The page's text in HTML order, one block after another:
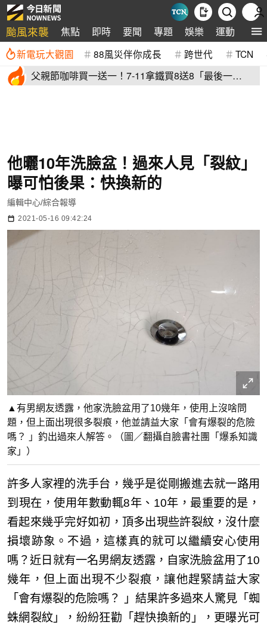
颱風來襲 焦點 即時 要聞 專題 娛樂 運動 全球
新電玩大觀園 88風災伴你成長 跨世代 TCN
父親節咖啡買一送一！7-11拿鐵買8送8「最後一
他曬10年洗臉盆！過來人見「裂紋」
曝可怕後果：快換新的
編輯中心/綜合報導
2021-05-16 09:42:24
▲有男網友透露，他家洗臉盆用了10幾年，使用上沒啥問
題，但上面出現很多裂痕，他並請益大家「會有爆裂的危險
嗎？ 」釣出過來人解答。（圖／翻攝自臉書社團「爆系知識
家」）
許多人家裡的洗手台，幾乎是從剛搬進去就一路用
到現在，使用年數動輒8年、10年，最重要的是，
看起來幾乎完好如初，頂多出現些許裂紋，沒什麼
損壞跡象。不過，這樣真的就可以繼續安心使用
嗎？近日就有一名男網友透露，自家洗臉盆用了10
幾年，但上面出現不少裂痕，讓他趕緊請益大家
「會有爆裂的危險嗎？ 」結果許多過來人驚見「蜘
蛛網裂紋」，紛紛狂勸「趕快換新的」，更曝光可